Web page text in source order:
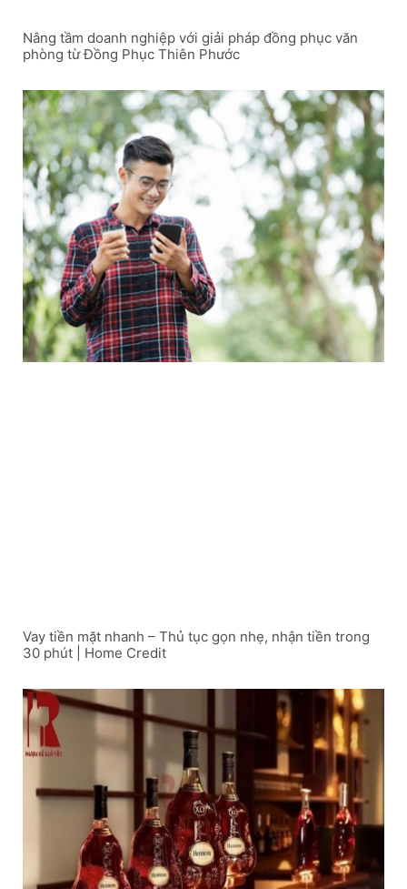
Nâng tầm doanh nghiệp với giải pháp đồng phục văn
phòng từ Đồng Phục Thiên Phước
Vay tiền mặt nhanh – Thủ tục gọn nhẹ, nhận tiền trong
30 phút | Home Credit